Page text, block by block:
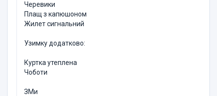
Черевики
Плащ з капюшоном
Жилет сигнальний
Узимку додатково:
Куртка утеплена
Чоботи
ЗМи